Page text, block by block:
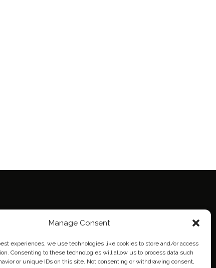
Manage Consent
experiences, we use technologies like cookies to store and/or access
Consenting to these technologies will allow us to process data such
or unique IDs on this site. Not consenting or withdrawing consent,
Policy (EU)